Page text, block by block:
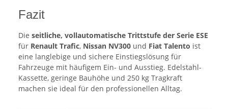
Fazit
Die seitliche, vollautomatische Trittstufe der Serie ESE
für Renault Trafic, Nissan NV300 und Fiat Talento ist
eine langlebige und sichere Einstiegslösung für
Fahrzeuge mit häufigem Ein- und Ausstieg. Edelstahl-
Kassette, geringe Bauhöhe und 250 kg Tragkraft
machen sie ideal für den professionellen Alltag.